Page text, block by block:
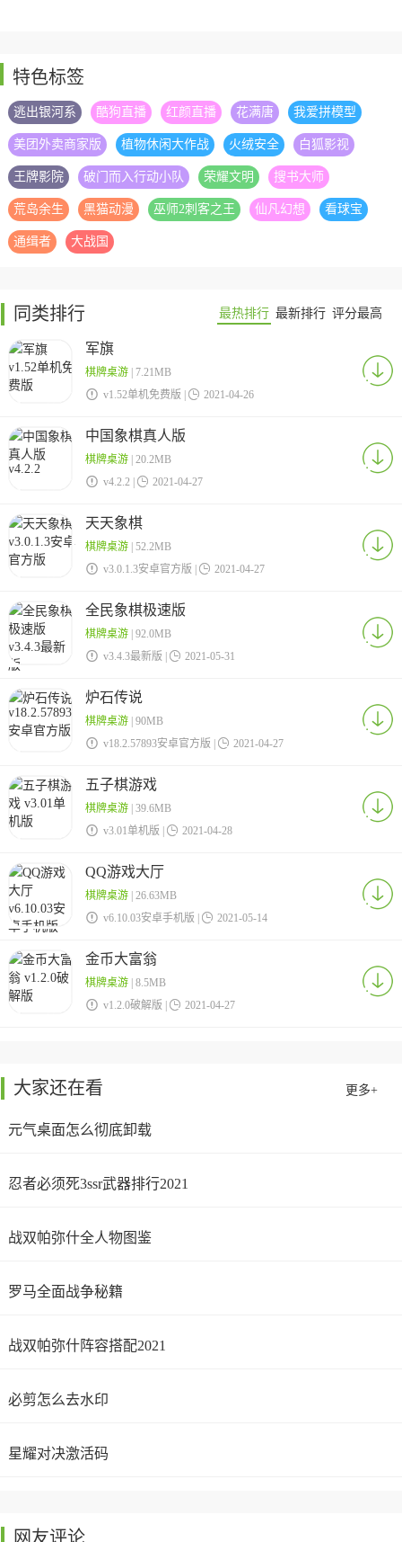
特色标签
逃出银河系 酷狗直播 红颜直播 花满唐 我爱拼模型
美团外卖商家版 植物休闲大作战 火绒安全 白狐影视
王牌影院 破门而入行动小队 荣耀文明 搜书大师
荒岛余生 黑猫动漫 巫师2刺客之王 仙凡幻想 看球宝
通缉者 大战国
同类排行 最热排行 最新排行 评分最高
军旗
棋牌桌游| 7.21MB
 v1.52单机免费版 |  2021-04-26
中国象棋真人版
棋牌桌游| 20.2MB
 v4.2.2 |  2021-04-27
天天象棋
棋牌桌游| 52.2MB
 v3.0.1.3安卓官方版 |  2021-04-27
全民象棋极速版
棋牌桌游| 92.0MB
 v3.4.3最新版 |  2021-05-31
炉石传说
棋牌桌游| 90MB
 v18.2.57893安卓官方版 |  2021-04-27
五子棋游戏
棋牌桌游| 39.6MB
 v3.01单机版 |  2021-04-28
QQ游戏大厅
棋牌桌游| 26.63MB
 v6.10.03安卓手机版 |  2021-05-14
金币大富翁
棋牌桌游| 8.5MB
 v1.2.0破解版 |  2021-04-27
大家还在看 更多+
元气桌面怎么彻底卸载
忍者必须死3ssr武器排行2021
战双帕弥什全人物图鉴
罗马全面战争秘籍
战双帕弥什阵容搭配2021
必剪怎么去水印
星耀对决激活码
网友评论